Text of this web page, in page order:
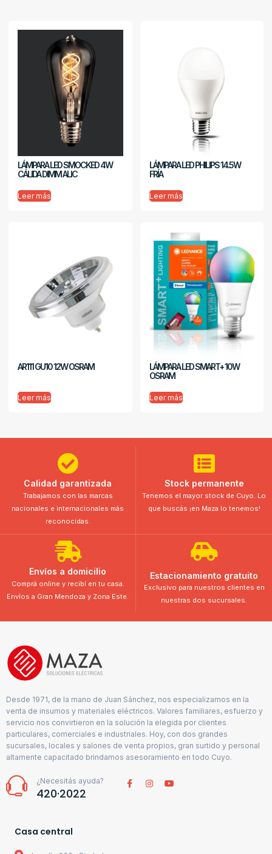
LÁMPARA LED SMOCKED 4W
CÁLIDA DIMM ALIC
Leer más
LÁMPARA LED PHILIPS 14.5W
FRÍA
Leer más
AR111 GU10 12W OSRAM
Leer más
LÁMPARA LED SMART+ 10W
OSRAM
Leer más
Calidad garantizada
Trabajamos con las marcas
nacionales e internacionales más
reconocidas.
Stock permanente
Tenemos el mayor stock de Cuyo. Lo
que buscás ¡en Maza lo tenemos!
Envíos a domicilio
Comprá online y recibí en tu casa.
Envíos a Gran Mendoza y Zona Este.
Estacionamiento gratuito
Exclusivo para nuestros clientes en
nuestras dos sucursales.
Desde 1971, de la mano de Juan Sánchez, nos especializamos en la
venta de insumos y materiales eléctricos. Valores familiares, esfuerzo y
servicio nos convirtieron en la solución la elegida por clientes
particulares, comerciales e industriales. Hoy, con dos grandes
sucursales, locales y salones de venta propios, gran surtido y personal
altamente capacitado brindamos asesoramiento en todo Cuyo.
¿Necesitás ayuda?
420·2022
Casa central